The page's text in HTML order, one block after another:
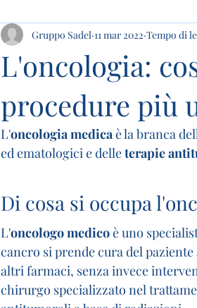
L'oncologia:
procedure più
Gruppo Sadel 11 mar 2022 Tempo di
L'oncologia medica è la branca
ed ematologici e delle terapie
Di cosa si occupa
L'oncologo medico è uno
cancro si prende cura del
altri farmaci, senza invece
chirurgo specializzato nel